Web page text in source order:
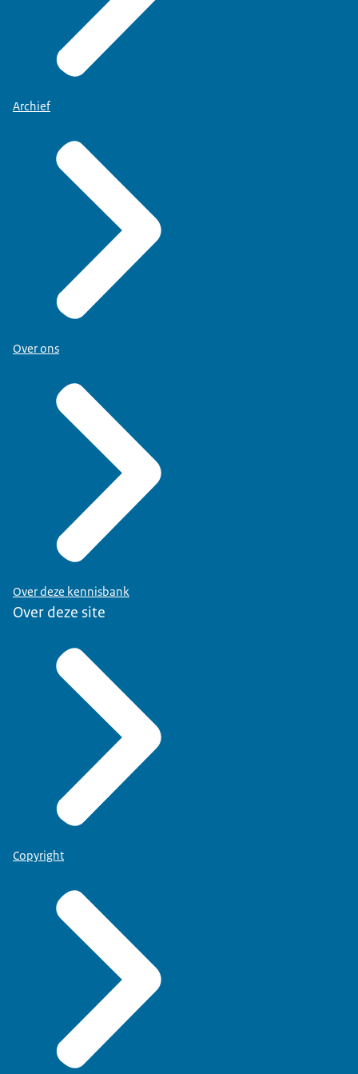
Archief
Over ons
Over deze kennisbank
Over deze site
Copyright